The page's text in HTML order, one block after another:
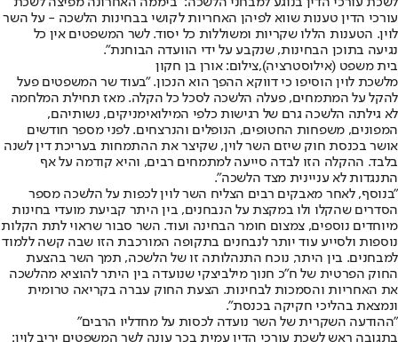
עורכי הדין טענות שווא לפיהן האחריות לקושי בבחינות הלשכה - על השר
לוין. הטענות הללו שקריות ומשוללות כל יסוד. לשר המשפטים אין כל
נגיעה בתוכן הבחינות, שנקבע על ידי הוועדה הבוחנת".
בית משפט (אילוסטרציה),צילום: אורן בן חקון
מלשכת לוין הוסיפו כי דווקא ההפך הוא הנכון. "בעוד שר המשפטים פעל
להקל על המתמחים, פעלה הלשכה לסכל כל הקלה. מאז תחילת המלחמה
לא גילתה הלשכה גרם של רגישות כלפי המילואימניקים, נשותיהם,
המפונים, משפחות החטופים, הנופלים והנרצחים. לפני מספר חודשים
אושר בכנסת חוק שיזם השר לוין, שקיצר את ההתמחות בעריכת דין לשנה
בלבד. ההקלה הזו לבדה סייעה למתמחים רבים, והיא קודמה על אף
התנגדות לא עניינית מצד הלשכה".
"בנוסף, לאחר מאבקים רבים הצליח השר לוין לכפות על הלשכה מספר
הסדרים שהקלו ולו במקצת על הנבחנים, בין היתר קביעת מועדי בחינות
מיוחדים נוספים, צמצום חומר הבחינה ועוד. השר סבור שראוי לתת הקלות
נוספות ולסייע עוד יותר לנבחנים בתקופה המורכבת הזו שבה קשה ללמוד
למבחנים. בין היתר, נוכח התנהלותה זו של הלשכה, תמך השר בהצעת
החוק הפרטית של ח״כ חנוך מילביצקי שנועדה בין היתר להוציא מהלשכה
את האחריות והסמכות לבחינות. הצעת החוק עברה בקריאה טרומית
ונמצאת בהליכי חקיקה בכנסת".
"ההודעה השקרית של השר נועדה לכסות על מחדליו הרבים"
בתגובה ראש לשכת עורכי הדין עמית בכר עונה לשר המשפטים יריב לוין: